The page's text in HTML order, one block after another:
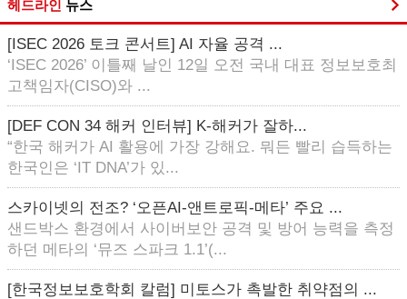
헤드라인 뉴스
[ISEC 2026 토크 콘서트] AI 자율 공격 ...
‘ISEC 2026’ 이틀째 날인 12일 오전 국내 대표 정보보호최
고책임자(CISO)와 ...
[DEF CON 34 해커 인터뷰] K-해커가 잘하...
“한국 해커가 AI 활용에 가장 강해요. 뭐든 빨리 습득하는
한국인은 ‘IT DNA’가 있...
스카이넷의 전조? ‘오픈AI-앤트로픽-메타’ 주요 ...
샌드박스 환경에서 사이버보안 공격 및 방어 능력을 측정
하던 메타의 ‘뮤즈 스파크 1.1’(...
[한국정보보호학회 칼럼] 미토스가 촉발한 취약점의 ...